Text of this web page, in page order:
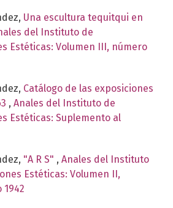
Una escultura tequitqui en
del Instituto de
Estéticas: Volumen III, número
Catálogo de las exposiciones
, Anales del Instituto de
Estéticas: Suplemento al
"A R S" , Anales del Instituto
Estéticas: Volumen II,
1942